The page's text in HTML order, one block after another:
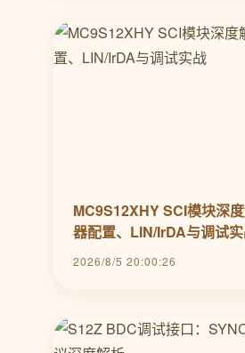
MC9S12XHY SCI模块深
器配置、LIN/IrDA与调试
2026/8/5 20:00:26